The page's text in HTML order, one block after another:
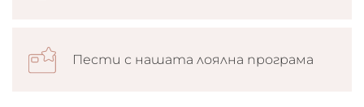
Пести с нашата лоялна програма